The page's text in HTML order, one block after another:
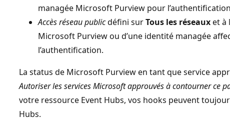
managée Microsoft Purview pour
Accès réseau publicdéfini surTous les réseauxet à
Microsoft Purview ou d’une identité managée
l’authentification.
La status de Microsoft Purview en tant que service
Autoriser les services Microsoft approuvés à contourner ce
votre ressource Event Hubs, vos hooks peuvent
Hubs.